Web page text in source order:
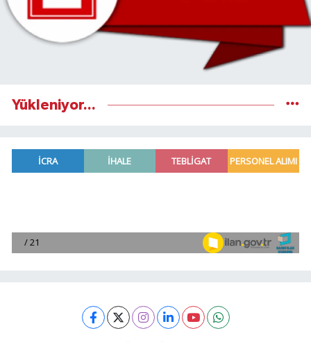
Yükleniyor...